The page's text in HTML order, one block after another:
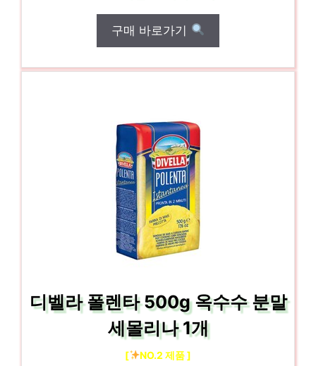
구매 바로가기
디벨라 폴렌타 500g 옥수수 분말
세몰리나 1개
[ NO.2 제품 ]